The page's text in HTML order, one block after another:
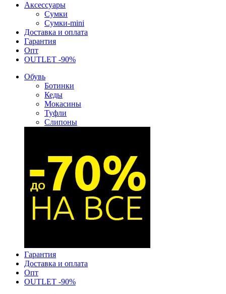
Аксессуары
Сумки
Сумки-mini
Доставка и оплата
Гарантия
Опт
OUTLET -90%
Обувь
Ботинки
Кеды
Мокасины
Туфли
Слипоны
Гарантия
Доставка и оплата
Опт
OUTLET -90%